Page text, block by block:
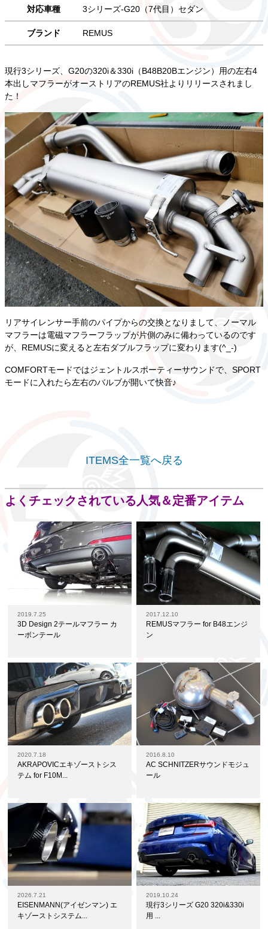
対応車種 3シリーズ-G20（7代目）セダン
ブランド REMUS
現行3シリーズ、G20の320i＆330i（B48B20Bエンジン）用の左右4
本出しマフラーがオーストリアのREMUS社よりリリースされまし
た！
リアサイレンサー手前のパイプからの交換となりまして、ノーマル
マフラーは電磁マフラーフラップが片側のみに備わっているのです
が、REMUSに変えると左右ダブルフラップに変わります(^_-)
COMFORTモードではジェントルスポーティーサウンドで、SPORT
モードに入れたら左右のバルブが開いて快音♪
ITEMS全一覧へ戻る
よくチェックされている人気＆定番アイテム
2019.7.25
3D Design 2テールマフラー カ
ーボンテール
2017.12.10
REMUSマフラー for B48エンジ
ン
2020.7.18
AKRAPOVICエキゾーストシス
テム for F10M...
2016.8.10
AC SCHNITZERサウンドモジュ
ール
2026.7.21
EISENMANN(アイゼンマン) エ
キゾーストシステム...
2019.10.24
現行3シリーズ G20 320i&330i
用 ...